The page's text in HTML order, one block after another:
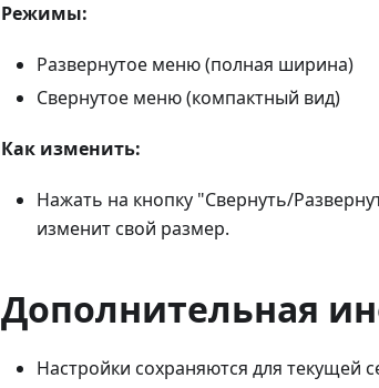
Режимы:
Развернутое меню (полная ширина)
Свернутое меню (компактный вид)
Как изменить:
Нажать на кнопку "Свернуть/
изменит свой размер.
Дополнительная
Настройки сохраняются для текущей